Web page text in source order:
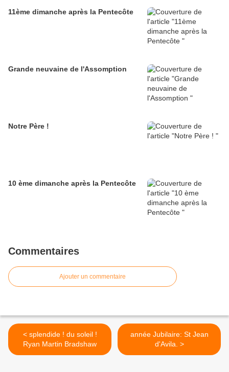
11ème dimanche après la Pentecôte
Grande neuvaine de l'Assomption
Notre Père !
10 ème dimanche après la Pentecôte
Commentaires
Ajouter un commentaire
< splendide ! du soleil !
Ryan Martin Bradshaw
année Jubilaire: St Jean
d'Avila. >